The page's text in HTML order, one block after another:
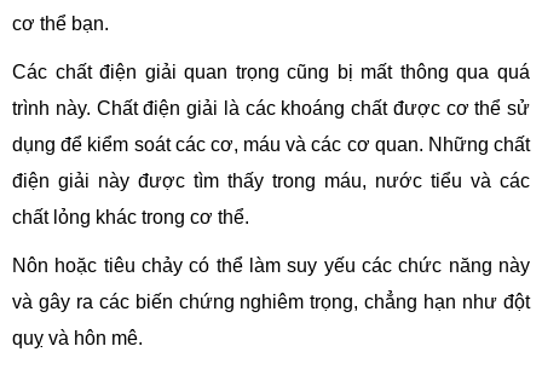
cơ thể bạn.
Các chất điện giải quan trọng cũng bị mất thông qua quá
trình này. Chất điện giải là các khoáng chất được cơ thể sử
dụng để kiểm soát các cơ, máu và các cơ quan. Những chất
điện giải này được tìm thấy trong máu, nước tiểu và các
chất lỏng khác trong cơ thể.
Nôn hoặc tiêu chảy có thể làm suy yếu các chức năng này
và gây ra các biến chứng nghiêm trọng, chẳng hạn như đột
quỵ và hôn mê.